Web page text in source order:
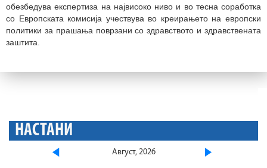
обезбедува експертиза на највисоко ниво и во тесна соработка
со Европската комисија учествува во креирањето на европски
политики за прашања поврзани со здравството и здравствената
заштита.
НАСТАНИ
Август, 2026